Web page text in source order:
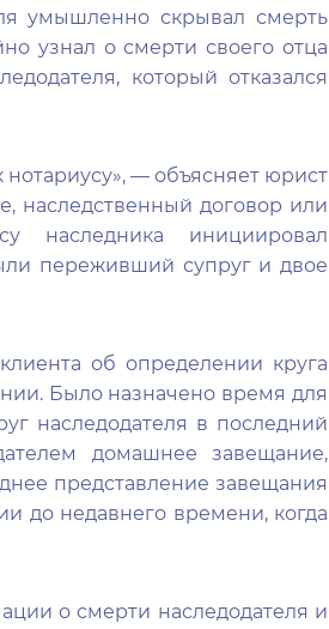
умышленно скрывал смерть
узнал о смерти своего отца
который отказался
нотариусу», — объясняет юрист
наследственный договор или
наследника инициировал
переживший супруг и двое
об определении круга
Было назначено время для
наследодателя в последний
домашнее завещание,
представление завещания
до недавнего времени, когда
о смерти наследодателя и